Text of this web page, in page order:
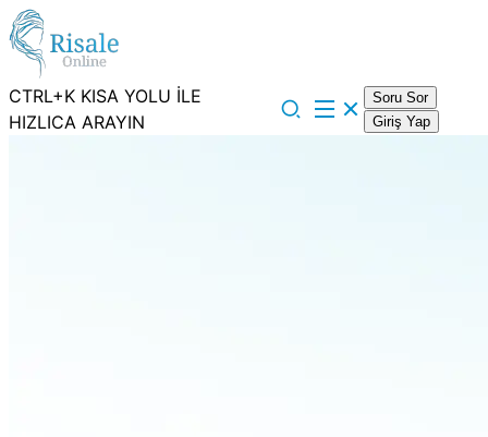
CTRL+K KISA YOLU İLE
HIZLICA ARAYIN
Soru Sor
Giriş Yap